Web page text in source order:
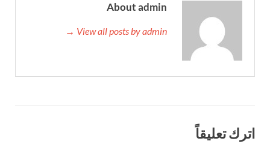
About admin
View all posts by admin →
اترك تعليقاً